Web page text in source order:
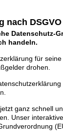
nach
Datenschutz-
handeln.
für
drohen.
ganz schnell
Unser